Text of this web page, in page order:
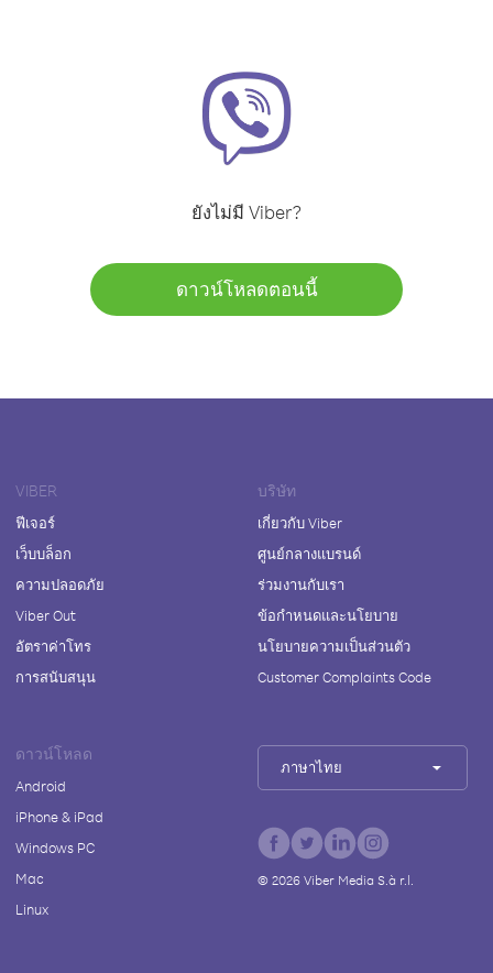
ยังไม่มี Viber?
ดาวน์โหลดตอนนี้
VIBER
ฟีเจอร์
เว็บบล็อก
ความปลอดภัย
Viber Out
อัตราค่าโทร
การสนับสนุน
บริษัท
เกี่ยวกับ Viber
ศูนย์กลางแบรนด์
ร่วมงานกับเรา
ข้อกำหนดและนโยบาย
นโยบายความเป็นส่วนตัว
Customer Complaints Code
ดาวน์โหลด
Android
iPhone & iPad
Windows PC
Mac
Linux
ภาษาไทย
© 2026Viber Media S.à r.l.